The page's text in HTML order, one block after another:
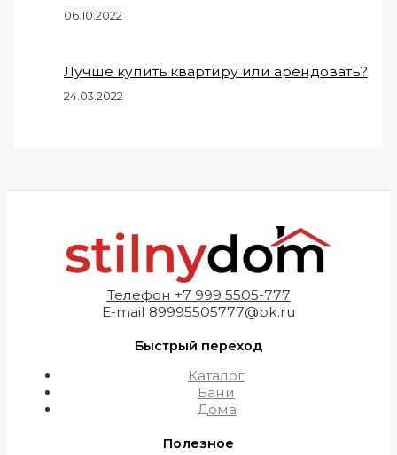
06.10.2022
Лучше купить квартиру или арендовать?
24.03.2022
Телефон +7 999 5505-777
E-mail 89995505777@bk.ru
Быстрый переход
Каталог
Бани
Дома
Полезное